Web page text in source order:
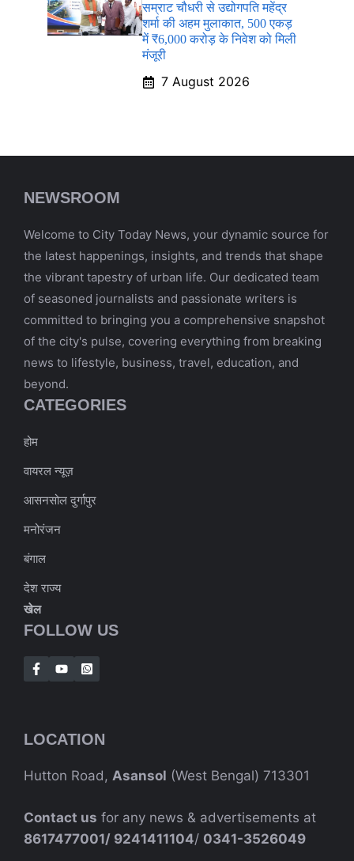
सम्राट चौधरी से उद्योगपति महेंद्र
शर्मा की अहम मुलाकात, 500 एकड़
में ₹6,000 करोड़ के निवेश को मिली
मंजूरी
7 August 2026
NEWSROOM
Welcome to City Today News, your dynamic source for
the latest happenings, insights, and trends that shape
the vibrant tapestry of urban life. Our dedicated team
of seasoned journalists and passionate writers is
committed to bringing you a comprehensive snapshot
of the city's pulse, covering everything from breaking
news to lifestyle, business, travel, education, and
beyond.
CATEGORIES
होम
वायरल न्यूज़
आसनसोल दुर्गापुर
मनोरंजन
बंगाल
देश राज्य
खेल
FOLLOW US
LOCATION
Hutton Road, Asansol (West Bengal) 713301
Contact us for any news & advertisements at
8617477001/ 9241411104/ 0341-3526049